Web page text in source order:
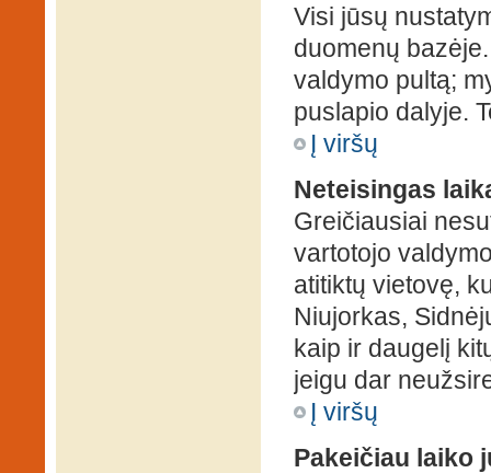
Visi jūsų
duomenų
valdymo pultą;
puslapio dalyje.
Į viršų
Neteisingas
Greičiausiai
vartotojo
atitiktų vietovę,
Niujorkas,
kaip ir daugelį
jeigu dar
Į viršų
Pakeičiau laiko